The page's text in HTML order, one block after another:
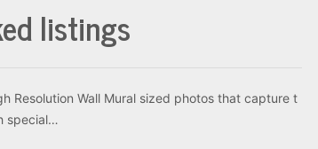
listings
Resolution Wall Mural sized photos that capture t
special…